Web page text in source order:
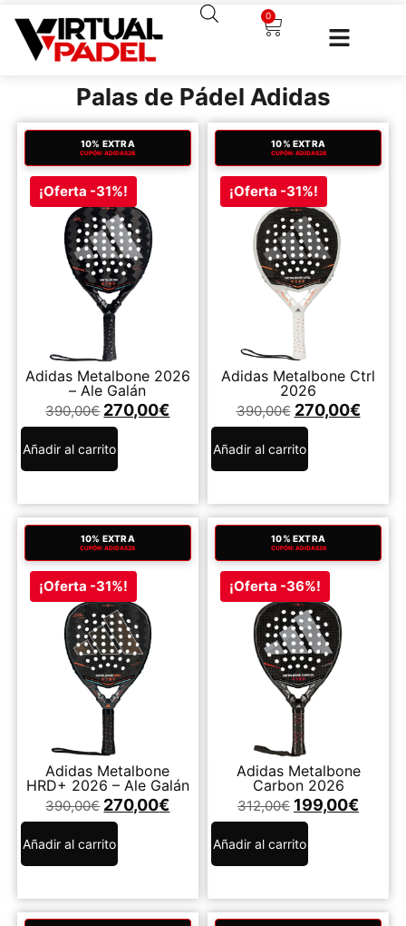
0
Palas de Pádel Adidas
10% EXTRA
CUPÓN: ADIDAS26
¡Oferta -31%!
Adidas Metalbone 2026
– Ale Galán
390,00€ 270,00€
Añadir al carrito
10% EXTRA
CUPÓN: ADIDAS26
¡Oferta -31%!
Adidas Metalbone Ctrl
2026
390,00€ 270,00€
Añadir al carrito
10% EXTRA
CUPÓN: ADIDAS26
¡Oferta -31%!
Adidas Metalbone
HRD+ 2026 – Ale Galán
390,00€ 270,00€
Añadir al carrito
10% EXTRA
CUPÓN: ADIDAS26
¡Oferta -36%!
Adidas Metalbone
Carbon 2026
312,00€ 199,00€
Añadir al carrito